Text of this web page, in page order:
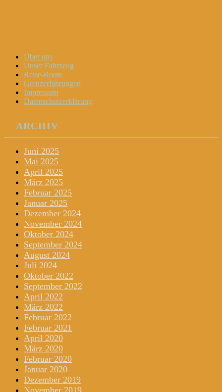
Menu
Widgets
Search
Skip
content
Über uns
Unser Fahrzeug
Reise-Route
Grenzerfahrungen
Impressum
Datenschutzerklärung
ARCHIV
Juni 2025
Mai 2025
April 2025
März 2025
Februar 2025
Januar 2025
Dezember 2024
November 2024
Oktober 2024
September 2024
August 2024
Juli 2024
Oktober 2022
September 2022
April 2022
März 2022
Februar 2022
Februar 2021
April 2020
März 2020
Februar 2020
Januar 2020
Dezember 2019
November 2019